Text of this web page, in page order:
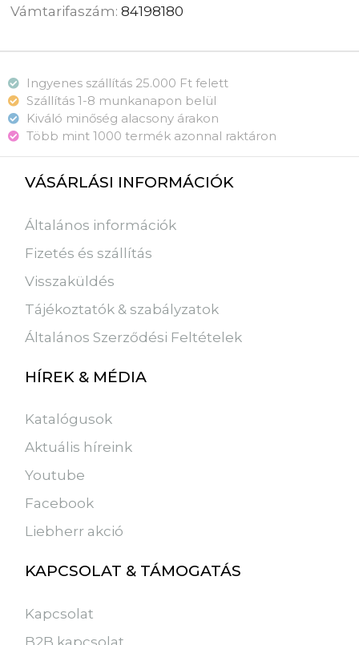
Vámtarifaszám:84198180
Ingyenes szállítás 25.000 Ft felett
Szállítás 1-8 munkanapon belül
Kiváló minőség alacsony árakon
Több mint 1000 termék azonnal raktáron
VÁSÁRLÁSI INFORMÁCIÓK
Általános információk
Fizetés és szállítás
Visszaküldés
Tájékoztatók & szabályzatok
Általános Szerződési Feltételek
HÍREK & MÉDIA
Katalógusok
Aktuális híreink
Youtube
Facebook
Liebherr akció
KAPCSOLAT & TÁMOGATÁS
Kapcsolat
B2B kapcsolat